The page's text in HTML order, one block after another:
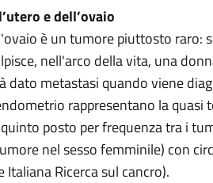
e dell’ovaio
è un tumore piuttosto raro:
nell'arco della vita, una
dato metastasi quando viene
rappresentano la quasi
posto per frequenza tra i
nel sesso femminile) con
Italiana Ricerca sul cancro).